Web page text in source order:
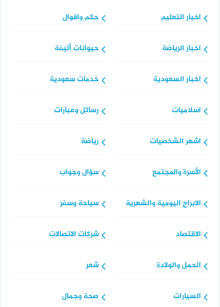
اخبار التعليم
اخبار الرياضة
اخبار السعودية
اسلاميات
اشهر الشخصيات
الأسرة والمجتمع
الابراج اليومية والشهرية
الاقتصاد
الحمل والولادة
السيارات
حكم واقوال
حيوانات أليفة
خدمات سعودية
رسائل وعبارات
رياضة
سؤال وجواب
سياحة وسفر
شركات الاتصالات
شعر
صحة وجمال